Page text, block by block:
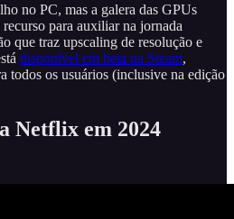
no PC, mas a galera das GPUs
para auxiliar na jornada
que traz upscaling de resolução e
disponível em beta na Steam,
todos os usuários (inclusive na edição
Netflix em 2024